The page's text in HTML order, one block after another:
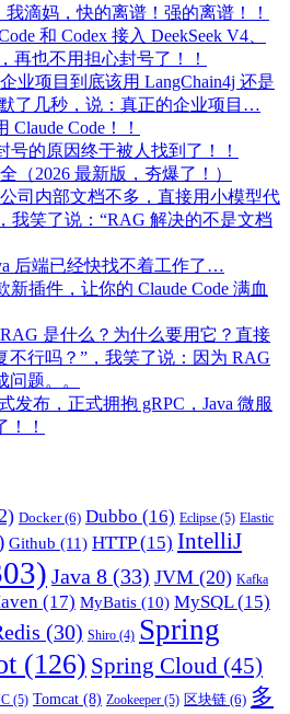
我滴妈，快的离谱！强的离谱！！
和 Codex 接入 DeekSeek V4、
再也不用担心封号了！！
业项目到底该用 LangChain4j 还是
了几秒，说：真正的企业项目…
Code！！
号的原因终于被人找到了！！
（2026 最新版，夯爆了！）
司内部文档不多，直接用小模型代
我笑了说：“RAG 解决的不是文档
后端已经快找不着工作了…
新插件，让你的 Claude Code 满血
是什么？为什么要用它？直接
不行吗？”，我笑了说：因为 RAG
题。。
发布，正式拥抱 gRPC，Java 微服
！！
Docker(6) Dubbo (16) Eclipse (5) Elastic
Github (11) HTTP(15) IntelliJ
Java 8 (33) JVM (20) Kafka
(17) MyBatis (10) MySQL(15)
(30) Shiro (4) Spring
(126) Spring Cloud (45)
(5) Tomcat (8) Zookeeper (5) 区块链 (6) 多